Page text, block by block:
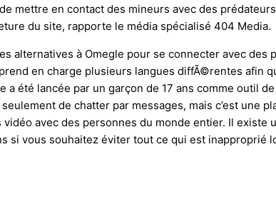
mettre en contact des mineurs avec des
du site, rapporte le média spécialisé 404 Media.
alternatives à Omegle pour se connecter avec des
en charge plusieurs langues diffÃ©rentes afin
a été lancée par un garçon de 17 ans comme outil
de chatter par messages, mais c’est une
avec des personnes du monde entier. Il existe
si vous souhaitez éviter tout ce qui est inapproprié